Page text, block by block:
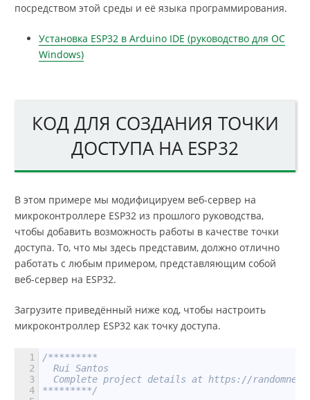
посредством этой среды и её языка программирования.
Установка ESP32 в Arduino IDE (руководство для ОС
Windows)
КОД ДЛЯ СОЗДАНИЯ ТОЧКИ
ДОСТУПА НА ESP32
В этом примере мы модифицируем веб-сервер на
микроконтроллере ESP32 из прошлого руководства,
чтобы добавить возможность работы в качестве точки
доступа. То, что мы здесь представим, должно отлично
работать с любым примером, представляющим собой
веб-сервер на ESP32.
Загрузите приведённый ниже код, чтобы настроить
микроконтроллер ESP32 как точку доступа.
1
2
3
4
/*********
Rui Santos
Complete project details at https://
*********/